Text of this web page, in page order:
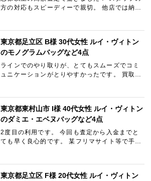
方の対応もスピーディーで親切。 他店では納得
東京都足立区 B様 30代女性 ルイ・ヴィトン
のモノグラムバッグなど4点
ラインでのやり取りが、とてもスムーズでコミ
ュニケーションがとりやすかったです。 買取金
東京都東村山市 I様 40代女性 ルイ・ヴィトン
のダミエ・エベヌバッグなど4点
2度目の利用です。 今回も査定から入金までと
ても早く良心的です。 某フリマサイト等で手数
東京都足立区 F様 20代女性 ルイ・ヴィトン